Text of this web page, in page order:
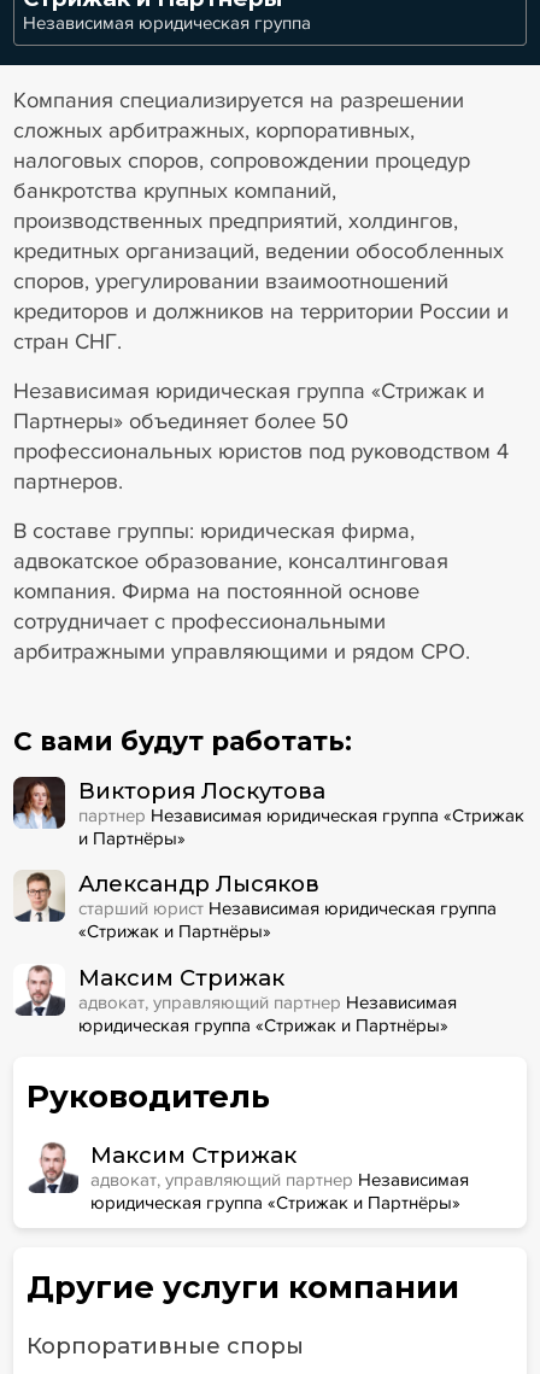
Независимая юридическая группа
Компания специализируется на разрешении
сложных арбитражных, корпоративных,
налоговых споров, сопровождении процедур
банкротства крупных компаний,
производственных предприятий, холдингов,
кредитных организаций, ведении обособленных
споров, урегулировании взаимоотношений
кредиторов и должников на территории России и
стран СНГ.
Независимая юридическая группа «Стрижак и
Партнеры» объединяет более 50
профессиональных юристов под руководством 4
партнеров.
В составе группы: юридическая фирма,
адвокатское образование, консалтинговая
компания. Фирма на постоянной основе
сотрудничает с профессиональными
арбитражными управляющими и рядом СРО.
С вами будут работать:
Виктория Лоскутова
партнер Независимая юридическая группа «Стрижак
и Партнёры»
Александр Лысяков
старший юрист Независимая юридическая группа
«Стрижак и Партнёры»
Максим Стрижак
адвокат, управляющий партнер Независимая
юридическая группа «Стрижак и Партнёры»
Руководитель
Максим Стрижак
адвокат, управляющий партнер Независимая
юридическая группа «Стрижак и Партнёры»
Другие услуги компании
Корпоративные споры